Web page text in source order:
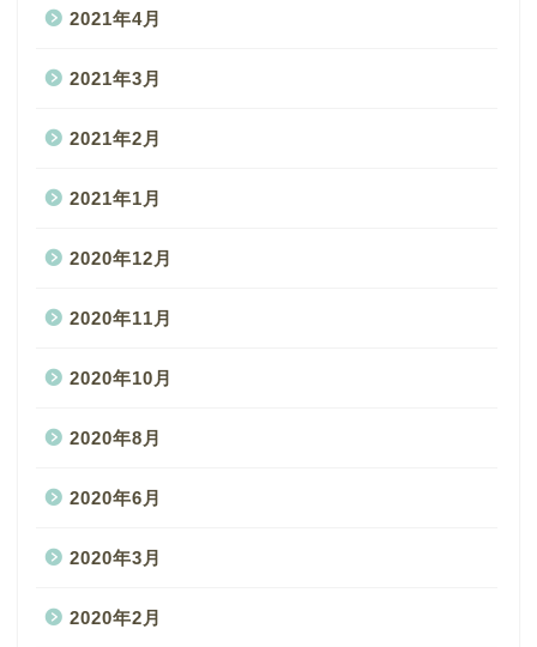
2021年4月
2021年3月
2021年2月
2021年1月
2020年12月
2020年11月
2020年10月
2020年8月
2020年6月
2020年3月
2020年2月